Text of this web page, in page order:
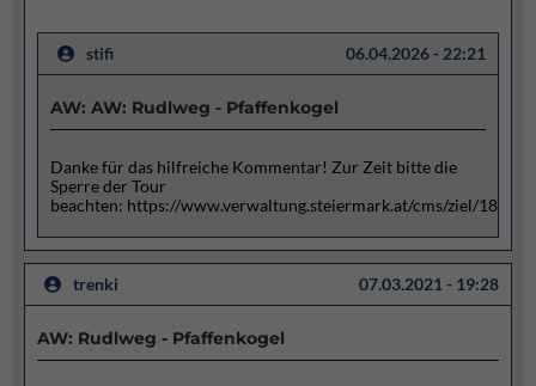
stifi 06.04.2026 - 22:21
AW: AW: Rudlweg - Pfaffenkogel
Danke für das hilfreiche Kommentar! Zur Zeit bitte die
Sperre der Tour
beachten: https://www.verwaltung.steiermark.at/cms/ziel/
trenki 07.03.2021 - 19:28
AW: Rudlweg - Pfaffenkogel